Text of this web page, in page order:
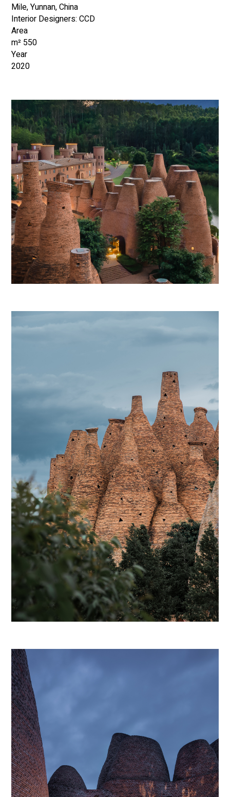
Mile, Yunnan, China
Interior Designers: CCD
Area
550 m²
Year
2020